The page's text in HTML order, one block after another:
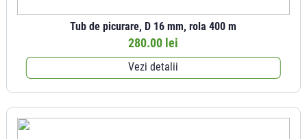
Tub de picurare, D 16 mm, rola 400 m
280.00 lei
Vezi detalii